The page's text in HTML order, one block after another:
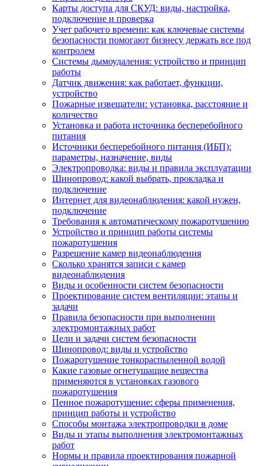
Карты доступа для СКУД: виды, настройка,
подключение и проверка
Учет рабочего времени: как ключевые системы
безопасности помогают бизнесу держать все под
контролем
Системы дымоудаления: устройство и принцип
работы
Датчик движения: как работает, функции,
устройство
Пожарные извещатели: установка, расстояние и
количество
Установка и работа источника бесперебойного
питания
Источники бесперебойного питания (ИБП):
параметры, назначение, виды
Электропроводка: виды и правила эксплуатации
Шинопровод: какой выбрать, прокладка и
подключение
Интернет для видеонаблюдения: какой нужен,
подключение
Требования к автоматическому пожаротушению
Устройство и принцип работы системы
пожаротушения
Разрешение камер видеонаблюдения
Сколько хранятся записи с камер
видеонаблюдения
Виды и особенности систем безопасности
Проектирование систем вентиляции: этапы и
задачи
Правила безопасности при выполнении
электромонтажных работ
Цели и задачи систем безопасности
Шинопровод: виды и устройство
Пожаротушение тонкораспыленной водой
Какие газовые огнетушащие вещества
применяются в установках газового
пожаротушения
Пенное пожаротушение: сферы применения,
принцип работы и устройство
Способы монтажа электропроводки в доме
Виды и этапы выполнения электромонтажных
работ
Нормы и правила проектирования пожарной